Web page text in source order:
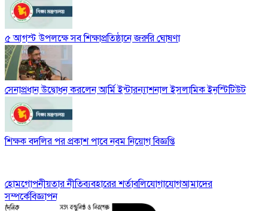
৫ আগস্ট উপলক্ষে সব শিক্ষাপ্রতিষ্ঠানে জরুরি ঘোষণা
সেনাপ্রধান উদ্বোধন করলেন আর্মি ইন্টারন্যাশনাল ইসলামিক ইনস্টিটিউট
শিক্ষক বদলির পর প্রকাশ পাবে নবম নিয়োগ বিজ্ঞপ্তি
হোমগোপনীয়তার নীতিব্যবহারের শর্তাবলিযোগাযোগআমাদের
সম্পর্কেবিজ্ঞাপন